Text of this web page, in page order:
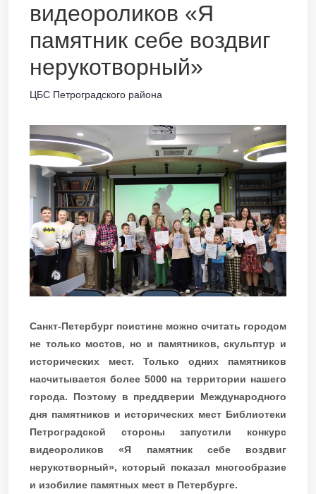
видеороликов «Я
памятник себе воздвиг
нерукотворный»
ЦБС Петроградского района
Санкт-Петербург поистине можно считать городом
не только мостов, но и памятников, скульптур и
исторических мест. Только одних памятников
насчитывается более 5000 на территории нашего
города. Поэтому в преддверии Международного
дня памятников и исторических мест Библиотеки
Петроградской стороны запустили конкурс
видеороликов «Я памятник себе воздвиг
нерукотворный», который показал многообразие
и изобилие памятных мест в Петербурге.